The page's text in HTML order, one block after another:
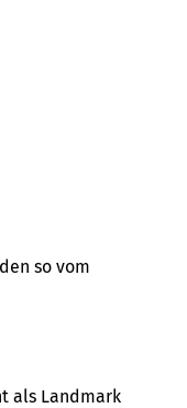
so vom
als Landmark